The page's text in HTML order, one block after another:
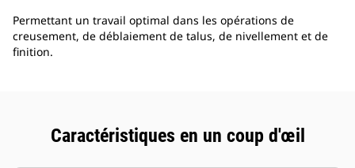
Permettant un travail optimal dans les opérations de
creusement, de déblaiement de talus, de nivellement et de
finition.
Caractéristiques en un coup d'œil